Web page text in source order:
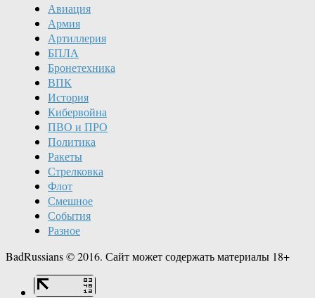
Авиация
Армия
Артиллерия
БПЛА
Бронетехника
ВПК
История
Кибервойна
ПВО и ПРО
Политика
Ракеты
Стрелковка
Флот
Смешное
События
Разное
BadRussians © 2016. Сайт может содержать материалы 18+